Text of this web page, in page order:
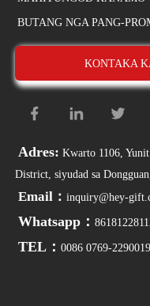
BUTANG NGA PANG-
KONTAKA
Adres: Kwarto 1106,
District, siyudad sa
Email： inquiry@hey-
Whatsapp：
TEL： 0086 0769-